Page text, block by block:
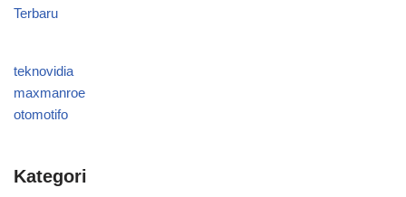
Terbaru
teknovidia
maxmanroe
otomotifo
Kategori